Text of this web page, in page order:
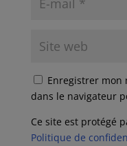
Enregistrer mon
dans le navigateur
Ce site est protégé
Politique de